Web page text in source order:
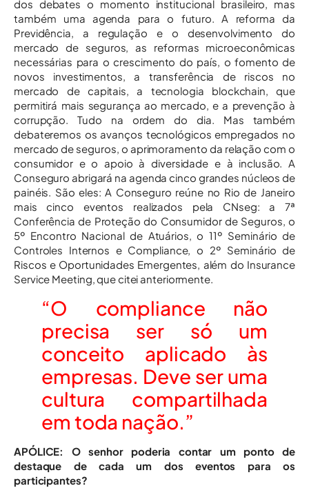
dos debates o momento institucional brasileiro, mas
também uma agenda para o futuro. A reforma da
Previdência, a regulação e o desenvolvimento do
mercado de seguros, as reformas microeconômicas
necessárias para o crescimento do país, o fomento de
novos investimentos, a transferência de riscos no
mercado de capitais, a tecnologia blockchain, que
permitirá mais segurança ao mercado, e a prevenção à
corrupção. Tudo na ordem do dia. Mas também
debateremos os avanços tecnológicos empregados no
mercado de seguros, o aprimoramento da relação com o
consumidor e o apoio à diversidade e à inclusão. A
Conseguro abrigará na agenda cinco grandes núcleos de
painéis. São eles: A Conseguro reúne no Rio de Janeiro
mais cinco eventos realizados pela CNseg: a 7ª
Conferência de Proteção do Consumidor de Seguros, o
5º Encontro Nacional de Atuários, o 11º Seminário de
Controles Internos e Compliance, o 2º Seminário de
Riscos e Oportunidades Emergentes, além do Insurance
Service Meeting, que citei anteriormente.
“O compliance não
precisa ser só um
conceito aplicado às
empresas. Deve ser uma
cultura compartilhada
em toda nação.”
APÓLICE: O senhor poderia contar um ponto de
destaque de cada um dos eventos para os
participantes?